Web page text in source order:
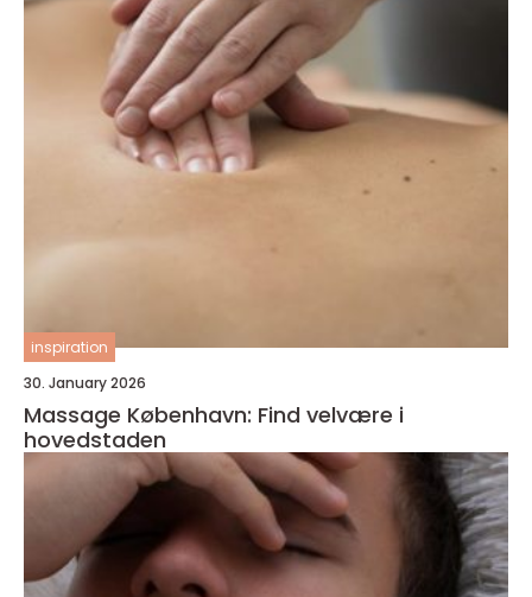
inspiration
30. January 2026
Massage København: Find velvære i
hovedstaden